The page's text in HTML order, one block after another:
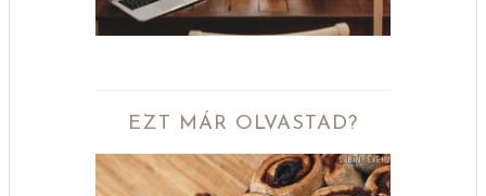
EZT MÁR OLVASTAD?